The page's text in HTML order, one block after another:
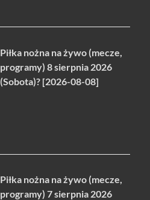
Piłka nożna na żywo (mecze,
programy) 8 sierpnia 2026
(Sobota)? [2026-08-08]
Piłka nożna na żywo (mecze,
programy) 7 sierpnia 2026